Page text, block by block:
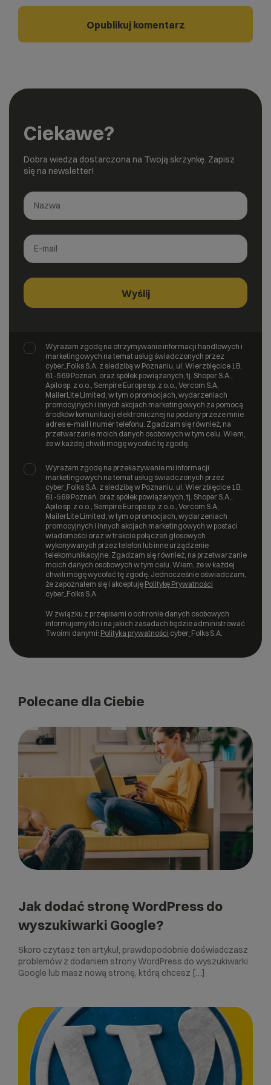
Ciekawe?
Dobra wiedza dostarczona na Twoją skrzynkę. Zapisz
się na newsletter!
Wyrażam zgodę na otrzymywanie informacji handlowych i
marketingowych na temat usług świadczonych przez
cyber_Folks S.A. z siedzibą w Poznaniu, ul. Wierzbięcice 1B,
61-569 Poznań, oraz spółek powiązanych, tj. Shoper S.A.,
Apilo sp. z o.o., Sempire Europe sp. z o.o., Vercom S.A,
MailerLite Limited, w tym o promocjach, wydarzeniach
promocyjnych i innych akcjach marketingowych za pomocą
środków komunikacji elektronicznej na podany przeze mnie
adres e-mail i numer telefonu. Zgadzam się również, na
przetwarzanie moich danych osobowych w tym celu. Wiem,
że w każdej chwili mogę wycofać tę zgodę.
Wyrażam zgodę na przekazywanie mi informacji
marketingowych na temat usług świadczonych przez
cyber_Folks S.A. z siedzibą w Poznaniu, ul. Wierzbięcice 1B,
61-569 Poznań, oraz spółek powiązanych, tj. Shoper S.A.,
Apilo sp. z o.o., Sempire Europe sp. z o.o., Vercom S.A,
MailerLite Limited, w tym o promocjach, wydarzeniach
promocyjnych i innych akcjach marketingowych w postaci
wiadomości oraz w trakcie połączeń głosowych
wykonywanych przez telefon lub inne urządzenie
telekomunikacyjne. Zgadzam się również, na przetwarzanie
moich danych osobowych w tym celu. Wiem, że w każdej
chwili mogę wycofać tę zgodę. Jednocześnie oświadczam,
że zapoznałem się i akceptuję Politykę Prywatności
cyber_Folks S.A.
W związku z przepisami o ochronie danych osobowych
informujemy kto i na jakich zasadach będzie administrować
Twoimi danymi: Polityka prywatności cyber_Folks S.A.
Polecane dla Ciebie
Jak dodać stronę WordPress do
wyszukiwarki Google?
Skoro czytasz ten artykuł, prawdopodobnie doświadczasz
problemów z dodaniem strony WordPress do wyszukiwarki
Google lub masz nową stronę, którą chcesz […]